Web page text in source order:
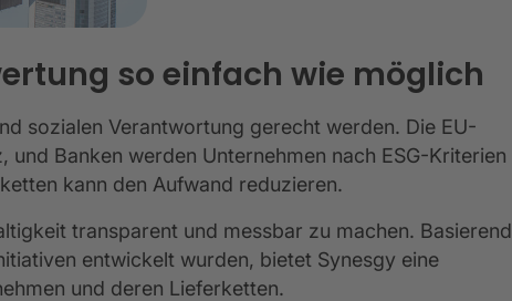
so einfach wie möglich
sozialen Verantwortung gerecht werden. Die EU-
Banken werden Unternehmen nach ESG-Kriterien
kann den Aufwand reduzieren.
transparent und messbar zu machen. Basierend
entwickelt wurden, bietet Synesgy eine
und deren Lieferketten.